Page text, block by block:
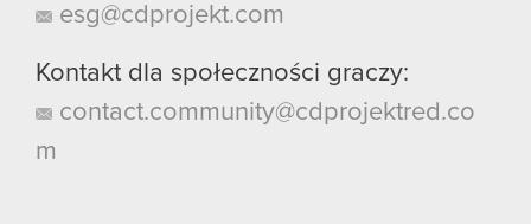
esg@cdprojekt.com
Kontakt dla społeczności graczy:
contact.community@cdprojektred.co
m